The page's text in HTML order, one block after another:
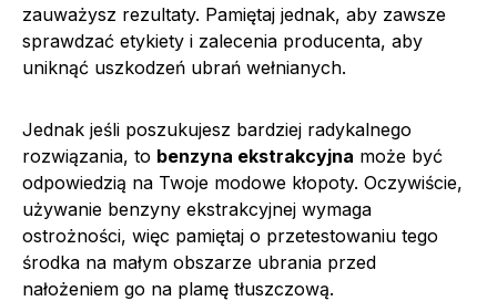
zauważysz rezultaty. Pamiętaj jednak, aby zawsze
sprawdzać etykiety i zalecenia producenta, aby
uniknąć uszkodzeń ubrań wełnianych.
Jednak jeśli poszukujesz bardziej radykalnego
rozwiązania, to benzyna ekstrakcyjna może być
odpowiedzią na Twoje modowe kłopoty. Oczywiście,
używanie benzyny ekstrakcyjnej wymaga
ostrożności, więc pamiętaj o przetestowaniu tego
środka na małym obszarze ubrania przed
nałożeniem go na plamę tłuszczową.